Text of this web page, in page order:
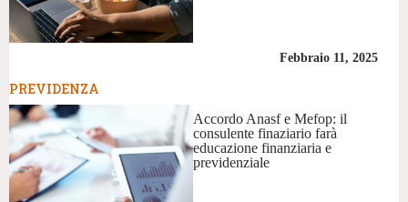
Febbraio 11, 2025
PREVIDENZA
Accordo Anasf e Mefop: il
consulente finaziario farà
educazione finanziaria e
previdenziale